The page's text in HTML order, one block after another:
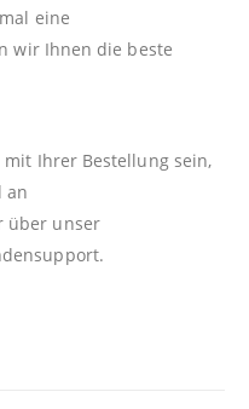
eine
wir Ihnen die beste
Ihrer Bestellung sein,
an
über unser